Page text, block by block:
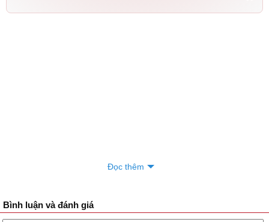
Đọc thêm
Bình luận và đánh giá